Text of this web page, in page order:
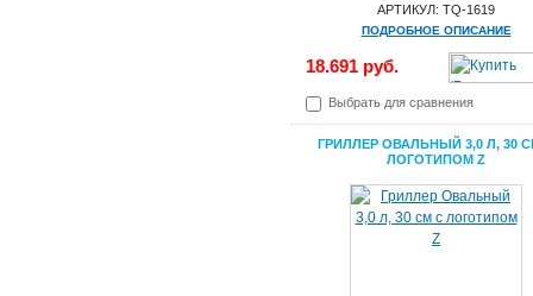
АРТИКУЛ: TQ-1619
ПОДРОБНОЕ ОПИСАНИЕ
18.691 руб.
Выбрать для сравнения
ГРИЛЛЕР ОВАЛЬНЫЙ 3,0 Л, 30
ЛОГОТИПОМ Z